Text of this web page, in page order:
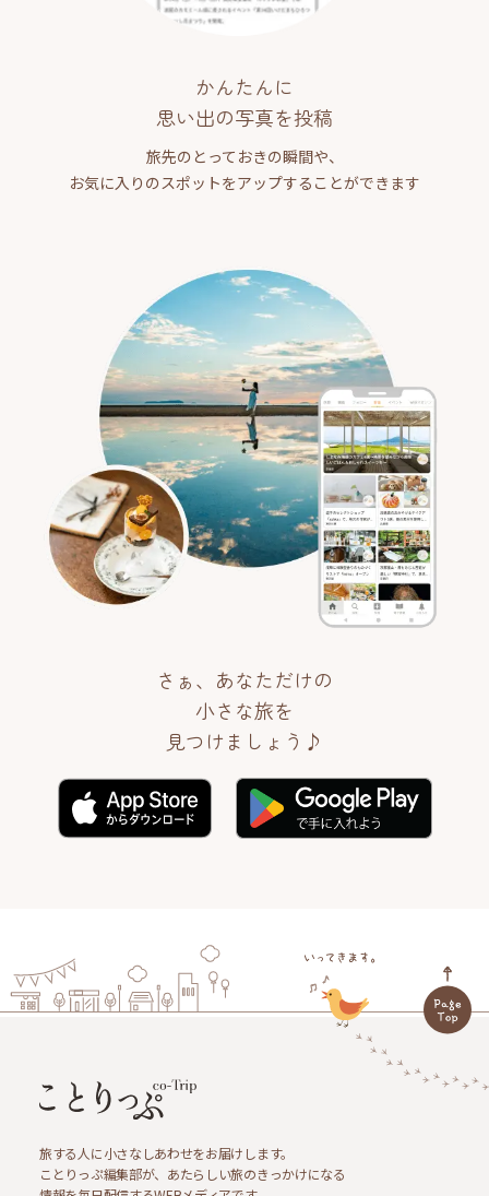
かんたんに
思い出の写真を投稿
旅先のとっておきの瞬間や、
お気に入りのスポットをアップすることができます
さぁ、あなただけの
小さな旅を
見つけましょう♪
旅する人に小さなしあわせをお届けします。
ことりっぷ編集部が、あたらしい旅のきっかけになる